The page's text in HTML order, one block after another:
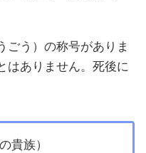
ごう）の称号がありま
はありません。死後に
貴族）